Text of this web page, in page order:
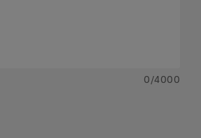
0 /4000